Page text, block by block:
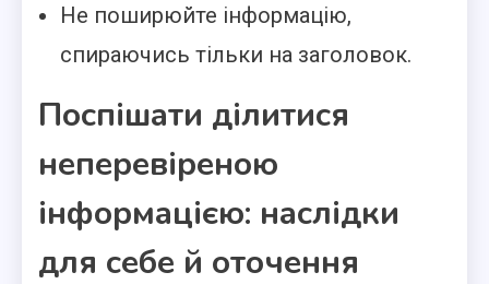
Не поширюйте інформацію,
спираючись тільки на заголовок.
Поспішати ділитися
неперевіреною
інформацією: наслідки
для себе й оточення